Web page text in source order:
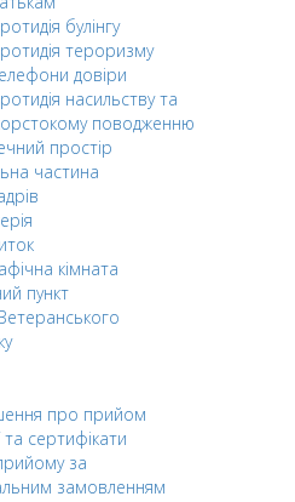
булінгу
тероризму
довіри
насильству та
поводженню
простір
частина
кімната
пункт
про прийом
та сертифікати
за
замовленням